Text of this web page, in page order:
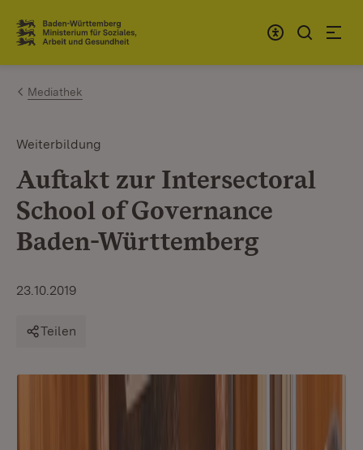
Zum Inhalt springen
Link zur Startseite
Mediathek
Weiterbildung
Auftakt zur Intersectoral
School of Governance
Baden-Württemberg
23.10.2019
Teilen